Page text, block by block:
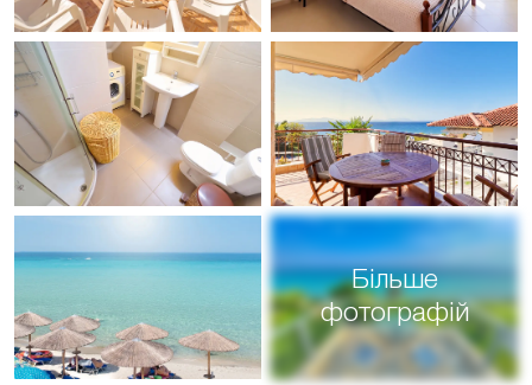
Більше
фотографій